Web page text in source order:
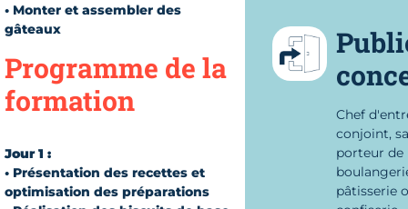
• Monter et assembler des
gâteaux
Programme de la
formation
Jour 1 :
• Présentation des recettes et
optimisation des préparations
Chef
conjoint,
porteur de
pâtisserie